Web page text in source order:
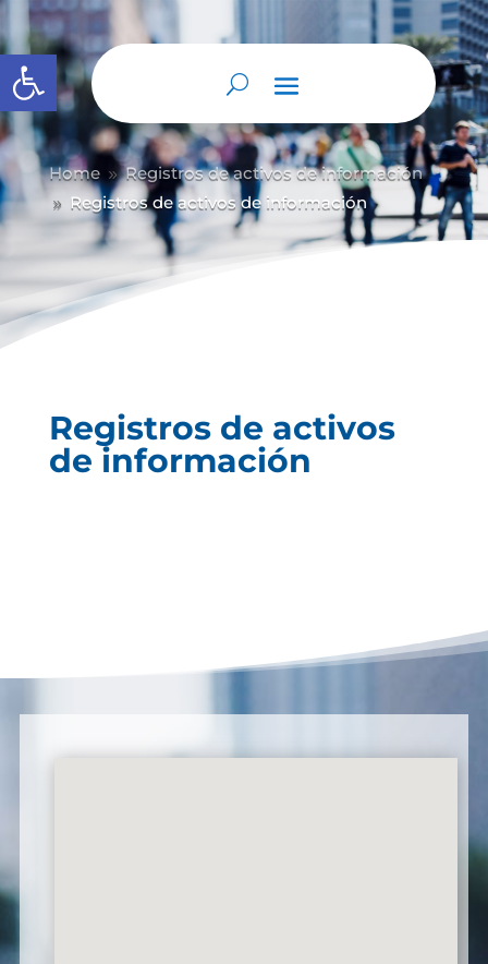
Abrir barra de herramientas
Home 9 Registros de activos de información
9 Registros de activos de información
Registros de activos
de información